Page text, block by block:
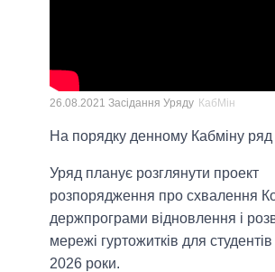
26.08.2021 Засідання Уряду КабМін
На порядку денному Кабміну ряд
Уряд планує розглянути проект
розпорядження про схвалення
держпрограми відновлення і
мережі гуртожитків для
2026 роки.